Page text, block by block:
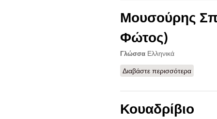
Μουσούρης
Φώτος)
Γλώσσα Ελληνικά
Διαβάστε περισσότερα
Κουαδρίβιο